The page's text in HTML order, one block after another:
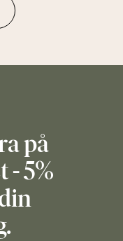
på
- 5%